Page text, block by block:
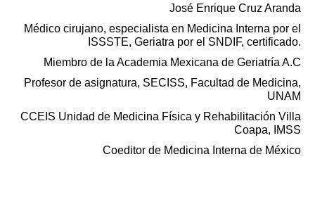
José Enrique Cruz Aranda
Médico cirujano, especialista en Medicina Interna por el
ISSSTE, Geriatra por el SNDIF, certificado.
Miembro de la Academia Mexicana de Geriatría A.C
Profesor de asignatura, SECISS, Facultad de Medicina,
UNAM
CCEIS Unidad de Medicina Física y Rehabilitación Villa
Coapa, IMSS
Coeditor de Medicina Interna de México